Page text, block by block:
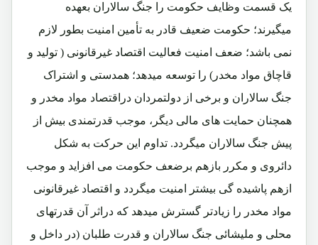
یک قسمت وظایف حکومت را جنگ سالاران بعهده
میگیرند؛ حکومت ضعیف قادر به تأمین امنیت بطور لازم
نمی باشد؛ ضعف امنیت فعالیت اقتصاد غیرقانونی ( تولید و
قاچاق مواد مخدر) را توسعه میدهد؛ همدستی و اشتراک
جنگ سالاران و برخی از دولتمردان دراقتصاد مواد مخدر و
همچنان حمایت های مالی دیگر، موجب قدرتمندی بیش از
پیش جنگ سالاران میگردد. تداوم این حرکت به شکل
دائروی و مکرر بازهم برضعف حکومت می افزاید و موجب
ازهم پاشیده گی بیشتر امنیت میگردد و اقتصاد غیرقانونی
مواد مخدر را زیادتر گسترش میدهد که دراثر آن قدرتهای
محلی و ملیشائی جنگ سالاران و قدرت طلبان (در داخل و